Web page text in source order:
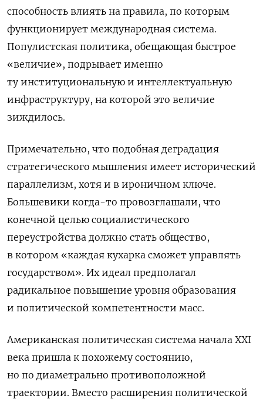
способность влиять на правила, по которым
функционирует международная система.
Популистская политика, обещающая быстрое
«величие», подрывает именно
ту институциональную и интеллектуальную
инфраструктуру, на которой это величие
зиждилось.
Примечательно, что подобная деградация
стратегического мышления имеет исторический
параллелизм, хотя и в ироничном ключе.
Большевики когда-то провозглашали, что
конечной целью социалистического
переустройства должно стать общество,
в котором «каждая кухарка сможет управлять
государством». Их идеал предполагал
радикальное повышение уровня образования
и политической компетентности масс.
Американская политическая система начала XXI
века пришла к похожему состоянию,
но по диаметрально противоположной
траектории. Вместо расширения политической